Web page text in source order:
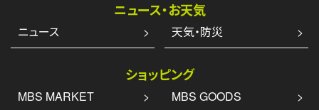
ニュース・お天気
ニュース 天気・防災
ショッピング
MBS MARKET MBS GOODS